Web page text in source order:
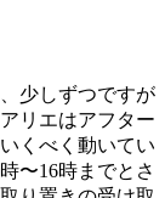
少しずつですが
リエはアフター
くべく動いてい
〜16時までとさ